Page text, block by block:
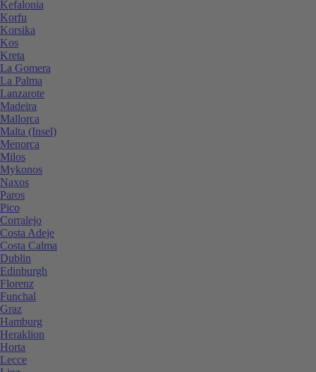
Kefalonia
Korfu
Korsika
Kos
Kreta
La Gomera
La Palma
Lanzarote
Madeira
Mallorca
Malta (Insel)
Menorca
Milos
Mykonos
Naxos
Paros
Pico
Corralejo
Costa Adeje
Costa Calma
Dublin
Edinburgh
Florenz
Funchal
Graz
Hamburg
Heraklion
Horta
Lecce